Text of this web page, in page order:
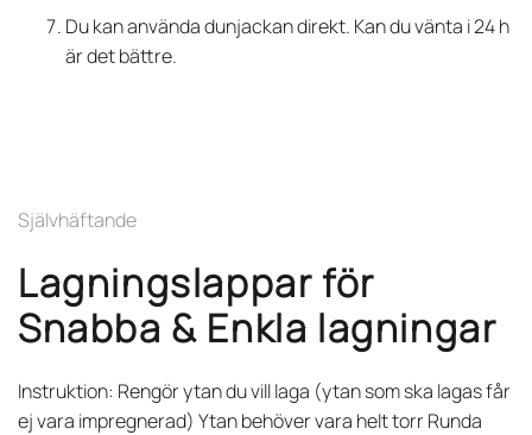
Du kan använda dunjackan direkt. Kan du vänta i 24 h
är det bättre.
Självhäftande
Lagningslappar för
Snabba & Enkla lagningar
Instruktion: Rengör ytan du vill laga (ytan som ska lagas får
ej vara impregnerad) Ytan behöver vara helt torr Runda